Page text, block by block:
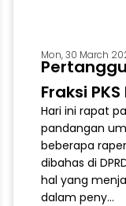
Mon, 30 March
Fraksi PKS
Hari ini rapat
pandangan
beberapa
dibahas di
hal yang
dalam peny...
LOGO
Download Logo
Keadilan